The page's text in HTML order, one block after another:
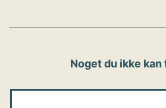
Noget du ikke kan